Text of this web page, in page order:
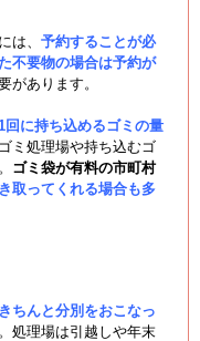
には、 予約することが必
不要物の場合は予約が
があります。
1回に持ち込めるゴミの量
ミ処理場や持ち込むゴ
ゴミ袋が有料の市町村
取ってくれる場合も多
きちんと分別をおこなっ
処理場は引越しや年末